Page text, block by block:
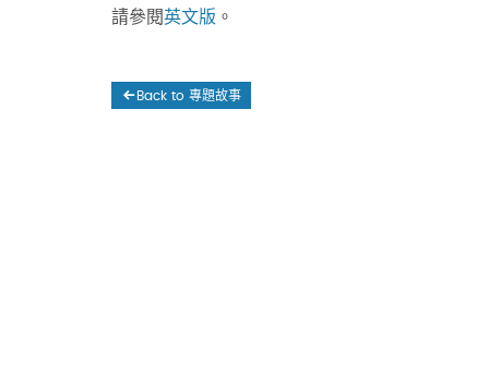
請參閱英文版 。
Back to 專題故事